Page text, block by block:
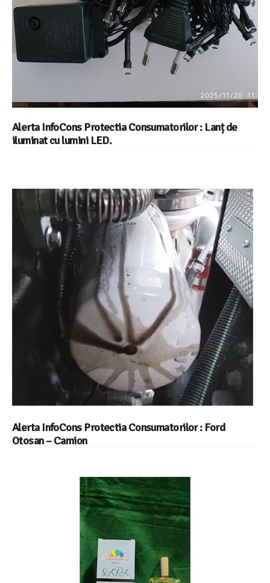
Alerta InfoCons Protectia Consumatorilor : Lanț de
iluminat cu lumini LED.
Alerta InfoCons Protectia Consumatorilor : Ford
Otosan – Camion